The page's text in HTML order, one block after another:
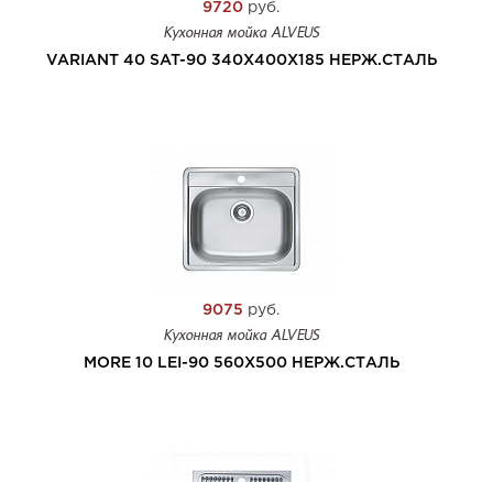
9720 руб.
Кухонная мойка ALVEUS
VARIANT 40 SAT-90 340X400X185 НЕРЖ.СТАЛЬ
9075 руб.
Кухонная мойка ALVEUS
MORE 10 LEI-90 560X500 НЕРЖ.СТАЛЬ